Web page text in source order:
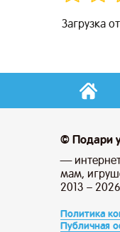
Загрузка
© Подари
—
мам,
2013 – 2026
Политика
Публичная